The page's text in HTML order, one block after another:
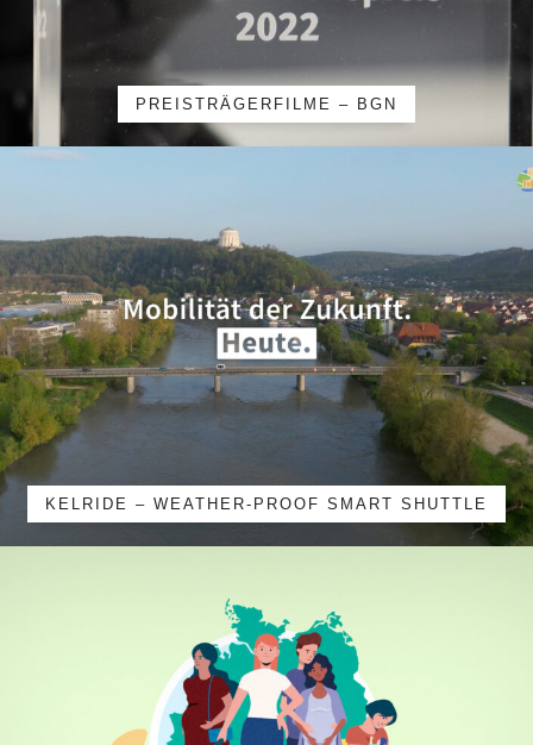
PREISTRÄGERFILME – BGN
KELRIDE – WEATHER-PROOF SMART SHUTTLE